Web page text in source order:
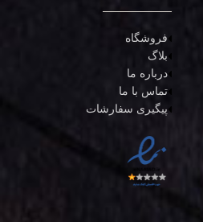
فروشگاه
بلاگ
درباره ما
تماس با ما
پیگیری سفارشات